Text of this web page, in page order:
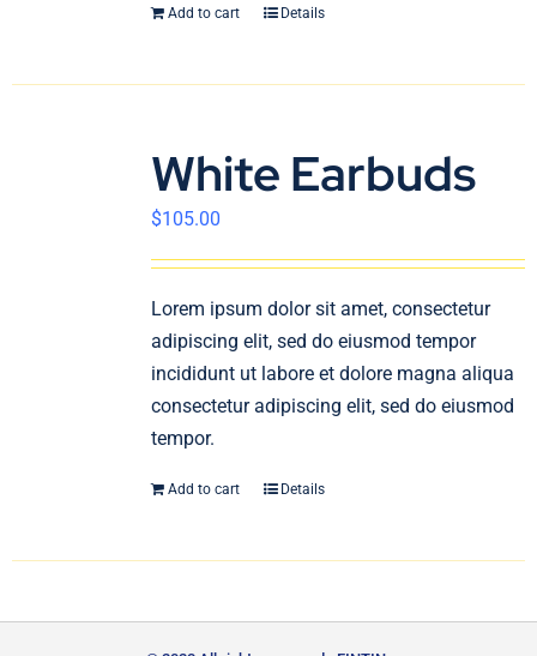
Add to cart Details
White Earbuds
$105.00
Lorem ipsum dolor sit amet, consectetur
adipiscing elit, sed do eiusmod tempor
incididunt ut labore et dolore magna aliqua
consectetur adipiscing elit, sed do eiusmod
tempor.
Add to cart Details